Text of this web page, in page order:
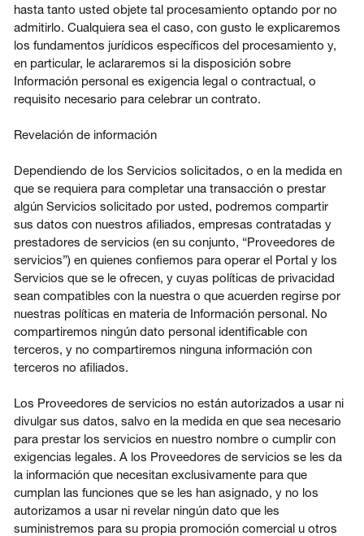
hasta tanto usted objete tal procesamiento optando por no
admitirlo. Cualquiera sea el caso, con gusto le explicaremos
los fundamentos jurídicos específicos del procesamiento y,
en particular, le aclararemos si la disposición sobre
Información personal es exigencia legal o contractual, o
requisito necesario para celebrar un contrato.
Revelación de información
Dependiendo de los Servicios solicitados, o en la medida en
que se requiera para completar una transacción o prestar
algún Servicios solicitado por usted, podremos compartir
sus datos con nuestros afiliados, empresas contratadas y
prestadores de servicios (en su conjunto, “Proveedores de
servicios”) en quienes confiemos para operar el Portal y los
Servicios que se le ofrecen, y cuyas políticas de privacidad
sean compatibles con la nuestra o que acuerden regirse por
nuestras políticas en materia de Información personal. No
compartiremos ningún dato personal identificable con
terceros, y no compartiremos ninguna información con
terceros no afiliados.
Los Proveedores de servicios no están autorizados a usar ni
divulgar sus datos, salvo en la medida en que sea necesario
para prestar los servicios en nuestro nombre o cumplir con
exigencias legales. A los Proveedores de servicios se les da
la información que necesitan exclusivamente para que
cumplan las funciones que se les han asignado, y no los
autorizamos a usar ni revelar ningún dato que les
suministremos para su propia promoción comercial u otros